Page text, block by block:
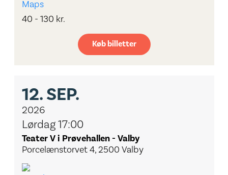
40 - 130 kr.
Køb billetter
12.SEP.
2026
Lørdag 17:00
Teater V i Prøvehallen - Valby
Porcelænstorvet 4, 2500 Valby